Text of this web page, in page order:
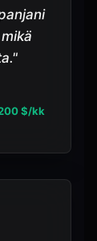
"
$/kk